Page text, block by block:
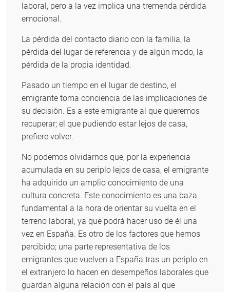
laboral, pero a la vez implica una tremenda pérdida
emocional.
La pérdida del contacto diario con la familia, la
pérdida del lugar de referencia y de algún modo, la
pérdida de la propia identidad.
Pasado un tiempo en el lugar de destino, el
emigrante toma conciencia de las implicaciones de
su decisión. Es a este emigrante al que queremos
recuperar; el que pudiendo estar lejos de casa,
prefiere volver.
No podemos olvidarnos que, por la experiencia
acumulada en su periplo lejos de casa, el emigrante
ha adquirido un amplio conocimiento de una
cultura concreta. Este conocimiento es una baza
fundamental a la hora de orientar su vuelta en el
terreno laboral, ya que podrá hacer uso de él una
vez en España. Es otro de los factores que hemos
percibido; una parte representativa de los
emigrantes que vuelven a España tras un periplo en
el extranjero lo hacen en desempeños laborales que
guardan alguna relación con el país al que